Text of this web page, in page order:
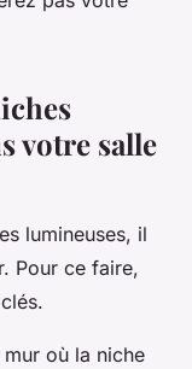
votre salle
lumineuses, il
Pour ce faire,
où la niche